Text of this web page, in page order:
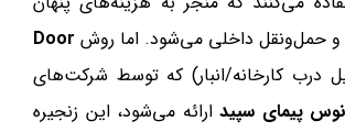
و حمل‌ونقل داخلی می‌شود. اما روش Door
درب کارخانه/انبار) که توسط شرکت‌های
پیمای سپید ارائه می‌شود، این زنجیره